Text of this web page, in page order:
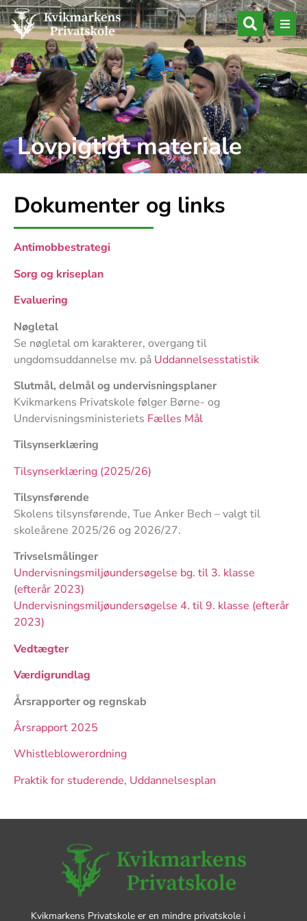
Lovpigtigt materiale
Dokumenter og links
Antimobbestrategi
Sorg og kriseplan
Evaluering
Nøgletal
Se nøgletal om karakterer, overgang til
ungdomsuddannelse mv. på Uddannelsesstatistik
Slutmål, delmål og undervisningsplaner
Kvikmarkens Privatskole følger Børne- og
Undervisningsministeriets Fælles Mål
Tilsynserklæring
Tilsynserklæring (2025/26)
Tilsynsførende
Skolens tilsynsførende, Tue Anker Bech – valgt til
skoleårene 2025/26 og 2026/27.
Trivselsmålinger
Undervisningsmiljøundersøgelse bg. til 3. klasse
(efterår 2023)
Undervisningsmiljøundersøgelse 4. til 9. klasse (efterår
2023)
Vedtægter
Værdigrundlag
Årsrapporter og regnskab
Årsrapport 2025
Whistleblowerordning
Praktik for studerende, Uddannelsesplan
Kvikmarkens Privatskole er en mindre privatskole i